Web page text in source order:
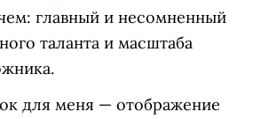
главный и несомненный
таланта и масштаба
для меня — отображение